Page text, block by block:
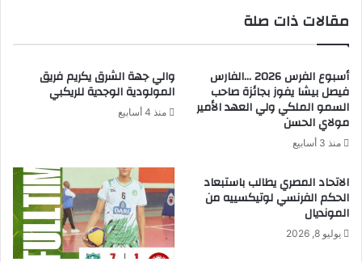
مقالات ذات صلة
أسبوع الفرس 2026 …الفارس
فيصل بيشا يفوز بجائزة صاحب
السمو الملكي ولي العهد الأمير
مولاي الحسن
منذ 3 أسابيع
والي جهة الشرق يكريم فريق
المولودية الوجدية للريكبي
منذ 4 أسابيع
الاتحاد المصري يطالب باستبعاد
الحكم الفرنسي لوتيكسييه من
المونديال
يوليو 8, 2026